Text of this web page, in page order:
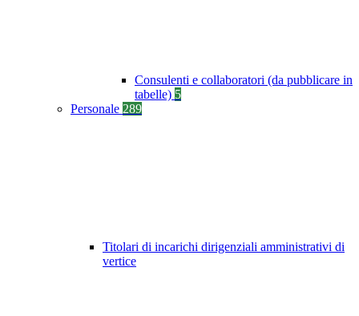
Consulenti e collaboratori (da pubblicare in
tabelle) 5
Personale 289
Titolari di incarichi dirigenziali amministrativi di
vertice